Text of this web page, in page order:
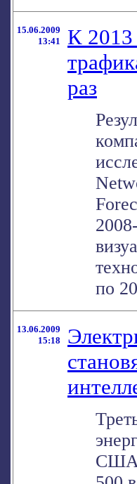
15.06.2009
13:41
К 2013
раз
по
13.06.2009
15:18
США